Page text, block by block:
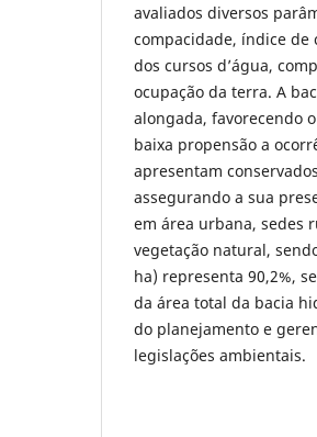
avaliados diversos
compacidade, índice
dos cursos d’água,
ocupação da terra. A
alongada, favorecendo
baixa propensão a
apresentam
assegurando a sua
em área urbana, sedes
vegetação natural,
ha) representa 90,2%,
da área total da bacia
do planejamento e
legislações ambientais.